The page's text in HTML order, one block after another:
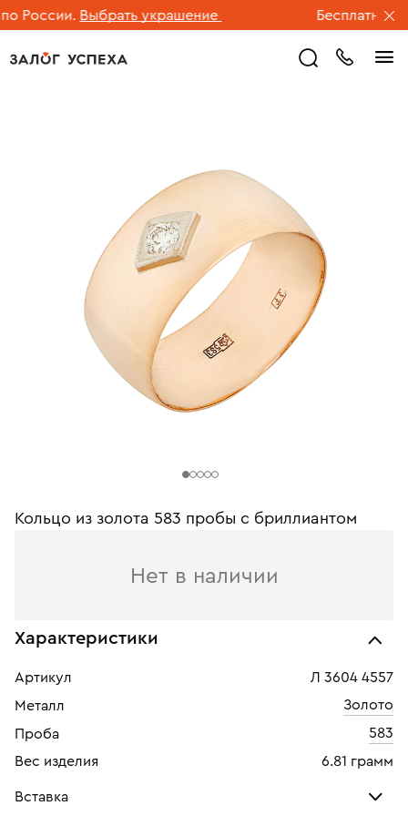
России. Выбрать украшение Бесплатная
Кольцо из золота 583 пробы с бриллиантом
Нет в наличии
Характеристики
Артикул
Л 3604 4557
Металл
Золото
Проба
583
Вес изделия
6.81 грамм
Вставка